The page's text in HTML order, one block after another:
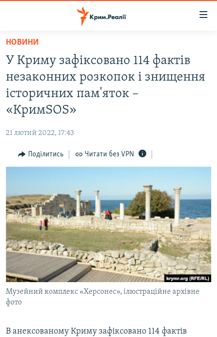
Перейти
основного
матеріалу
Перейти
до
основної
Перейти
пошуку
ВОДА.КРИМ
ПОЛІТИКА
ІНТЕРВ'Ю
СПЕЦПРОЕКТИ
ДЕПОРТАЦІЯ
ВІДЕОУРОКИ «ELIFBE»
СВІДЧЕННЯ ОКУПАЦІЇ
УКРАЇНСЬКА ПРОБЛЕМА КРИМУ
ІНФОГРАФІКА
ЯК ОБІЙТИ БЛОКУВАННЯ
Русский
Qırımtatar
ДОЛУЧАЙСЯ!
НОВИНИ
У Криму зафіксовано 114 фактів
незаконних розкопок і знищення
історичних пам'яток –
«КримSOS»
21 лютий 2022, 17:43
Поділитись Читати без VPN
Музейний комплекс «Херсонес», ілюстраційне архівне
фото
В анексованому Криму зафіксовано 114 фактів